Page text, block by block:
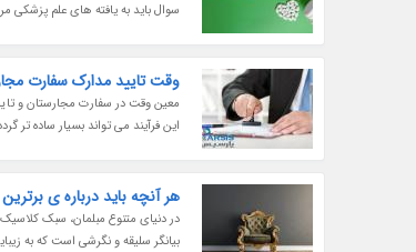
سوال باید به یافته های علم
وقت تایید مدارک سفارت
معین وقت در سفارت مجارستان و
این فرآیند می تواند بسیار ساده تر
هر آنچه باید درباره ی
در دنیای متنوع مبلمان، سبک
بیانگر سلیقه و نگرشی است که به